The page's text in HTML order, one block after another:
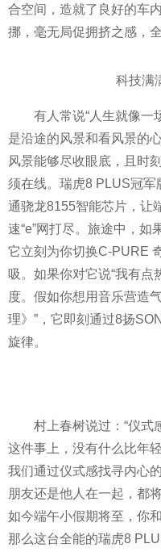
合空间，造就了良好的车
挪，毫无局促拥挤之感，
科技满
有人常说“人生就像一
是沿途的风景和看风景的
风景能够尽收眼底，且时
须在线。瑞虎8 PLUS冠军
通骁龙8155智能芯片，让
速“e”网打尽。旅途中，如
它立刻为你切换C-PURE
吸。如果你对它说“我有点
度。假如你想用音乐营造
理》”，它即刻通过8扬
旋律。
村上春树说过：“仪式
这件事上，没有什么比年
我们通过仪式感找寻内心
朋友还是他人在一起，都
如今端午小假期将至，你
那么这台全能的瑞虎8